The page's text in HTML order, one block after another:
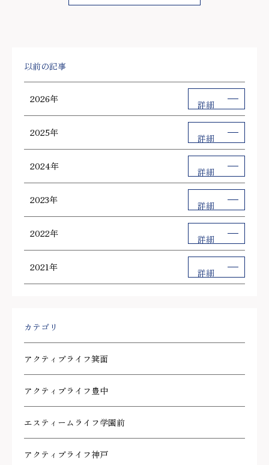
以前の記事
2026年 詳細
2025年 詳細
2024年 詳細
2023年 詳細
2022年 詳細
2021年 詳細
カテゴリ
アクティブライフ箕面
アクティブライフ豊中
エスティームライフ学園前
アクティブライフ神戸